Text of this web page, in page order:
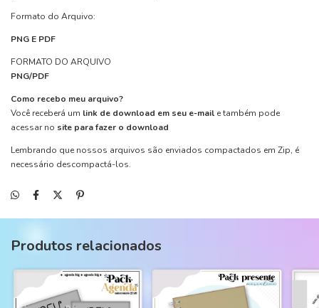
Formato do Arquivo:
PNG E PDF
FORMATO DO ARQUIVO
PNG/PDF
Como recebo meu arquivo?
Você receberá um link de download em seu e-mail e também pode
acessar no site para fazer o download
Lembrando que nossos arquivos são enviados compactados em Zip, é
necessário descompactá-los.
Produtos relacionados